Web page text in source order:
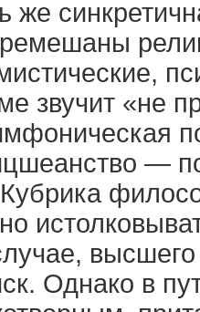
же
звучит «не
—
Однако в